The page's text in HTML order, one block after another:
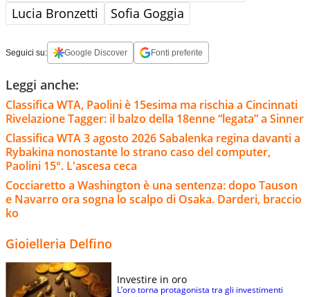
Lucia Bronzetti
Sofia Goggia
Seguici su: Google Discover Fonti preferite
Leggi anche:
Classifica WTA, Paolini è 15esima ma rischia a Cincinnati
Rivelazione Tagger: il balzo della 18enne “legata” a Sinner
Classifica WTA 3 agosto 2026 Sabalenka regina davanti a
Rybakina nonostante lo strano caso del computer,
Paolini 15°. L'ascesa ceca
Cocciaretto a Washington è una sentenza: dopo Tauson
e Navarro ora sogna lo scalpo di Osaka. Darderi, braccio
ko
Gioielleria Delfino
Investire in oro
L’oro torna protagonista tra gli investimenti